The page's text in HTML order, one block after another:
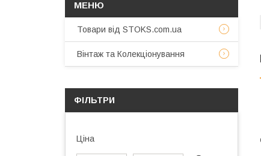
Товари від STOKS.com.ua
Вінтаж та Колекціонування
ФІЛЬТРИ
Ціна